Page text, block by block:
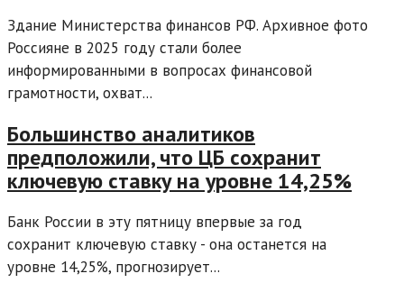
Здание Министерства финансов РФ. Архивное фото
Россияне в 2025 году стали более
информированными в вопросах финансовой
грамотности, охват...
Большинство аналитиков
предположили, что ЦБ сохранит
ключевую ставку на уровне 14,25%
Банк России в эту пятницу впервые за год
сохранит ключевую ставку - она останется на
уровне 14,25%, прогнозирует...